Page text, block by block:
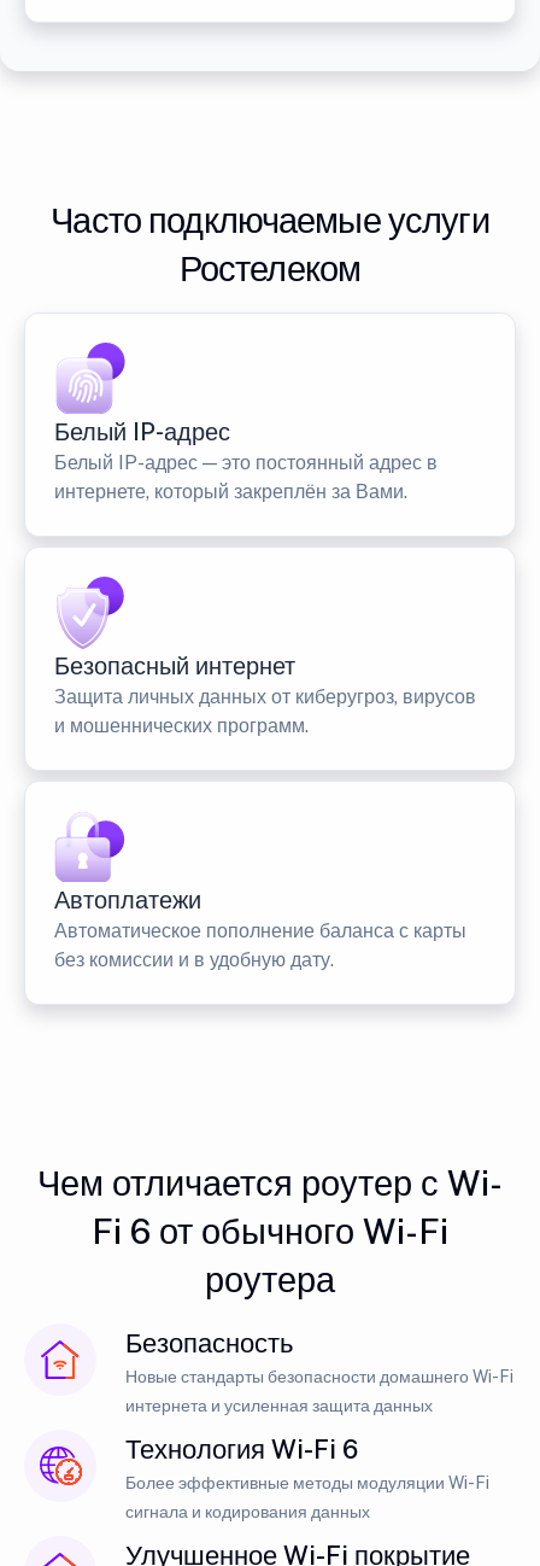
Часто подключаемые услуги
Ростелеком
Белый IP-адрес
Белый IP-адрес — это постоянный адрес в
интернете, который закреплён за Вами.
Безопасный интернет
Защита личных данных от киберугроз, вирусов
и мошеннических программ.
Автоплатежи
Автоматическое пополнение баланса с карты
без комиссии и в удобную дату.
Чем отличается роутер с Wi-
Fi 6 от обычного Wi-Fi
роутера
Безопасность
Новые стандарты безопасности домашнего Wi-Fi
интернета и усиленная защита данных
Технология Wi-Fi 6
Более эффективные методы модуляции Wi-Fi
сигнала и кодирования данных
Улучшенное Wi-Fi покрытие